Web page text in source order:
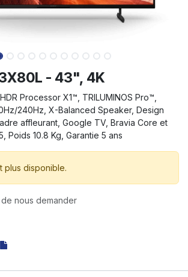
- 43", 4K
Processor X1™, TRILUMINOS Pro™,
240Hz, X-Balanced Speaker, Design
affleurant, Google TV, Bravia Core et
Poids 10.8 Kg, Garantie 5 ans
plus disponible.
nous demander